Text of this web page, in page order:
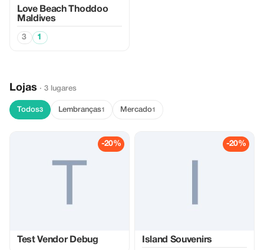
Love Beach Thoddoo
Maldives
3 1
Lojas · 3 lugares
Todos3 Lembranças1 Mercado1
-20%
Test Vendor Debug
-20%
Island Souvenirs